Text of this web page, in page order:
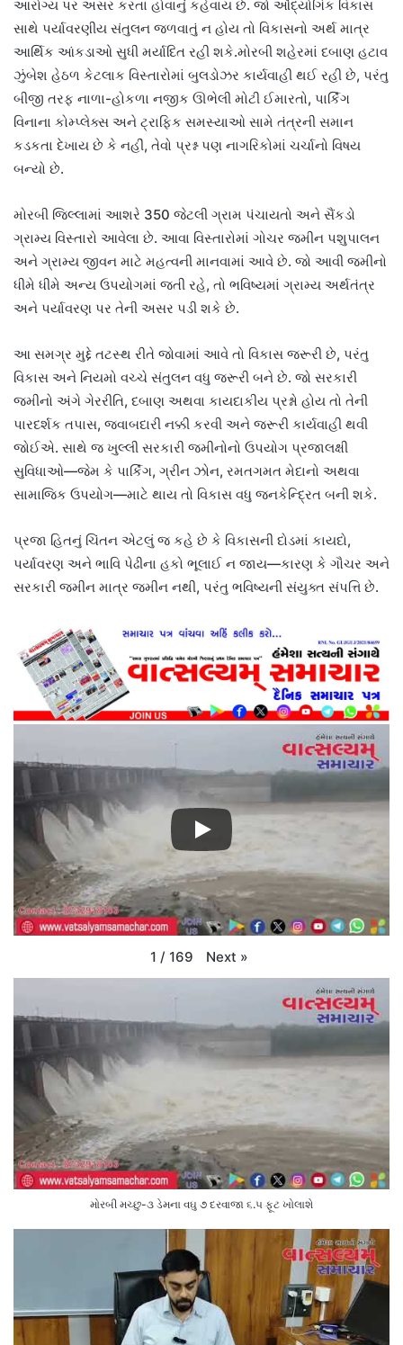
આરોગ્ય પર અસર કરતા હોવાનું કહેવાય છે. જો ઔદ્યોગિક વિકાસ
સાથે પર્યાવરણીય સંતુલન જળવાતું ન હોય તો વિકાસનો અર્થ માત્ર
આર્થિક આંકડાઓ સુધી મર્યાદિત રહી શકે.મોરબી શહેરમાં દબાણ હટાવ
ઝુંબેશ હેઠળ કેટલાક વિસ્તારોમાં બુલડોઝર કાર્યવાહી થઈ રહી છે, પરંતુ
બીજી તરફ નાળા-હોકળા નજીક ઊભેલી મોટી ઈમારતો, પાર્કિંગ
વિનાના કોમ્પ્લેક્સ અને ટ્રાફિક સમસ્યાઓ સામે તંત્રની સમાન
કડકતા દેખાય છે કે નહીં, તેવો પ્રશ્ન પણ નાગરિકોમાં ચર્ચાનો વિષય
બન્યો છે.
મોરબી જિલ્લામાં આશરે 350 જેટલી ગ્રામ પંચાયતો અને સૈંકડો
ગ્રામ્ય વિસ્તારો આવેલા છે. આવા વિસ્તારોમાં ગોચર જમીન પશુપાલન
અને ગ્રામ્ય જીવન માટે મહત્વની માનવામાં આવે છે. જો આવી જમીનો
ધીમે ધીમે અન્ય ઉપયોગમાં જતી રહે, તો ભવિષ્યમાં ગ્રામ્ય અર્થતંત્ર
અને પર્યાવરણ પર તેની અસર પડી શકે છે.
આ સમગ્ર મુદ્દે તટસ્થ રીતે જોવામાં આવે તો વિકાસ જરૂરી છે, પરંતુ
વિકાસ અને નિયમો વચ્ચે સંતુલન વધુ જરૂરી બને છે. જો સરકારી
જમીનો અંગે ગેરરીતિ, દબાણ અથવા કાયદાકીય પ્રશ્નો હોય તો તેની
પારદર્શક તપાસ, જવાબદારી નક્કી કરવી અને જરૂરી કાર્યવાહી થવી
જોઈએ. સાથે જ ખુલ્લી સરકારી જમીનોનો ઉપયોગ પ્રજાલક્ષી
સુવિધાઓ—જેમ કે પાર્કિંગ, ગ્રીન ઝોન, રમતગમત મેદાનો અથવા
સામાજિક ઉપયોગ—માટે થાય તો વિકાસ વધુ જનકેન્દ્રિત બની શકે.
પ્રજા હિતનું ચિંતન એટલું જ કહે છે કે વિકાસની દોડમાં કાયદો,
પર્યાવરણ અને ભાવિ પેઢીના હકો ભૂલાઈ ન જાય—કારણ કે ગૌચર અને
સરકારી જમીન માત્ર જમીન નથી, પરંતુ ભવિષ્યની સંયુક્ત સંપત્તિ છે.
1 / 169 Next »
મોરબી મચ્છુ-૩ ડેમના વઘુ ૭ દરવાજા ૬.૫ ફૂટ ખોલાશે